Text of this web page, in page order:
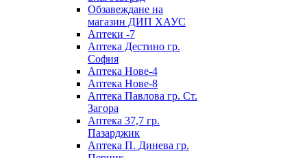
Обзавеждане на
магазин ДИП ХАУС
Аптеки -7
Аптека Дестино гр.
София
Аптека Нове-4
Аптека Нове-8
Аптека Павлова гр. Ст.
Загора
Аптека 37,7 гр.
Пазарджик
Аптека П. Динева гр.